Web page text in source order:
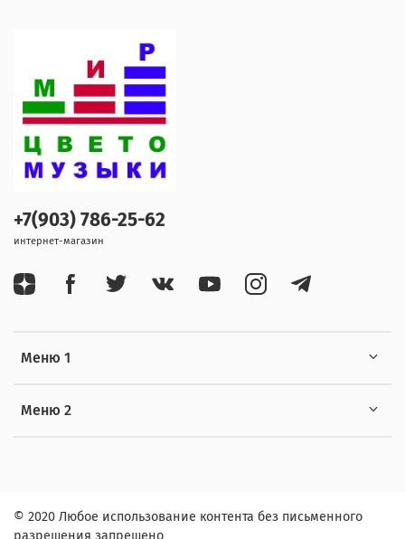
Меню 1
Меню 2
+7(903) 786-25-62
интернет-магазин
© 2020 Любое использование контента без письменного